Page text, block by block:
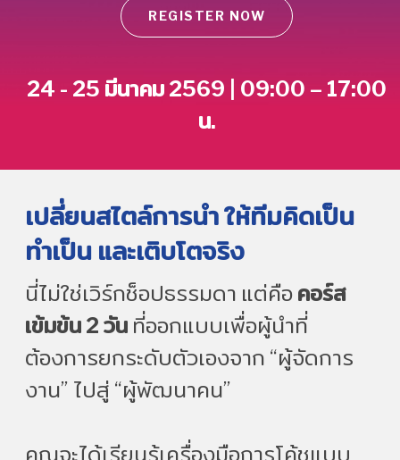
REGISTER NOW
24 - 25 มีนาคม 2569 | 09:00 – 17:00
น.
เปลี่ยนสไตล์การนำ ให้ทีมคิดเป็น
ทำเป็น และเติบโตจริง
นี่ไม่ใช่เวิร์กช็อปธรรมดา แต่คือ คอร์ส
เข้มข้น 2 วัน ที่ออกแบบเพื่อผู้นำที่
ต้องการยกระดับตัวเองจาก “ผู้จัดการ
งาน” ไปสู่ “ผู้พัฒนาคน”
คุณจะได้เรียนรู้เครื่องมือการโค้ชแบบ